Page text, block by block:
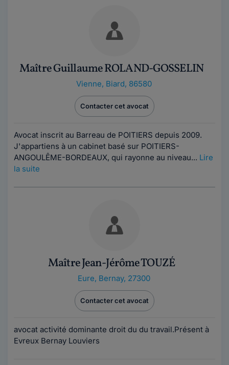
Maître Guillaume ROLAND-GOSSELIN
Vienne, Biard, 86580
Contacter cet avocat
Avocat inscrit au Barreau de POITIERS depuis 2009.
J'appartiens à un cabinet basé sur POITIERS-
ANGOULÊME-BORDEAUX, qui rayonne au niveau... Lire
la suite
Maître Jean-Jérôme TOUZÉ
Eure, Bernay, 27300
Contacter cet avocat
avocat activité dominante droit du du travail.Présent à
Evreux Bernay Louviers